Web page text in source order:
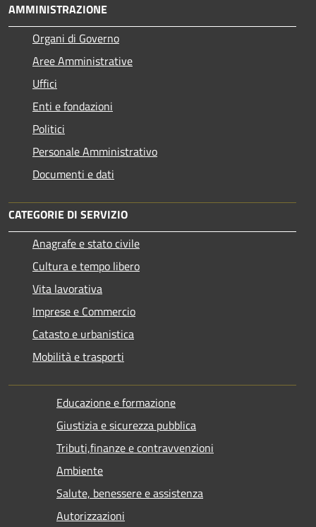
AMMINISTRAZIONE
Organi di Governo
Aree Amministrative
Uffici
Enti e fondazioni
Politici
Personale Amministrativo
Documenti e dati
CATEGORIE DI SERVIZIO
Anagrafe e stato civile
Cultura e tempo libero
Vita lavorativa
Imprese e Commercio
Catasto e urbanistica
Mobilità e trasporti
Educazione e formazione
Giustizia e sicurezza pubblica
Tributi,finanze e contravvenzioni
Ambiente
Salute, benessere e assistenza
Autorizzazioni